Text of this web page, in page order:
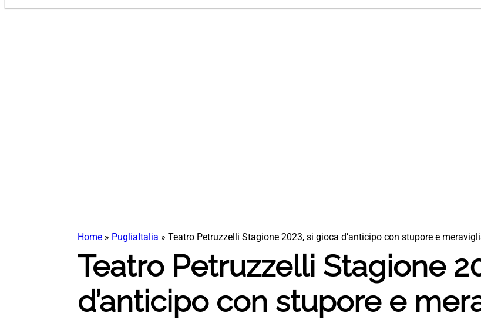
Home » PugliaItalia » Teatro Petruzzelli Stagione 2023, si gioca d’anticipo con stupore e
Teatro Petruzzelli Stagione
d’anticipo con stupore e